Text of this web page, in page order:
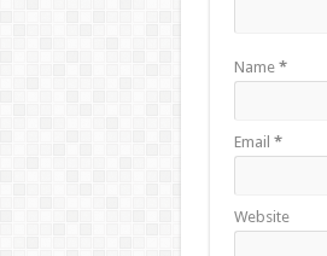
Name *
Email *
Website